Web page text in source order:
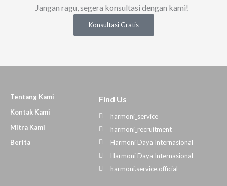
Jangan ragu, segera konsultasi dengan kami!
Konsultasi Gratis
Tentang Kami
Kontak Kami
Mitra Kami
Berita
Find Us
harmoni_service
harmoni_recruitment
Harmoni Daya Internasional
Harmoni Daya Internasional
harmoni.service.official